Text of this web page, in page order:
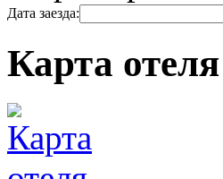
Дата заезда:
Карта отеля